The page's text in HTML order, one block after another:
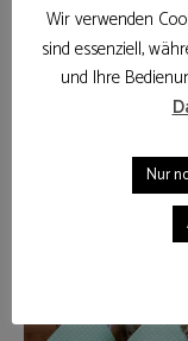
Wir verwenden
sind essenziell,
und Ihre
Nur